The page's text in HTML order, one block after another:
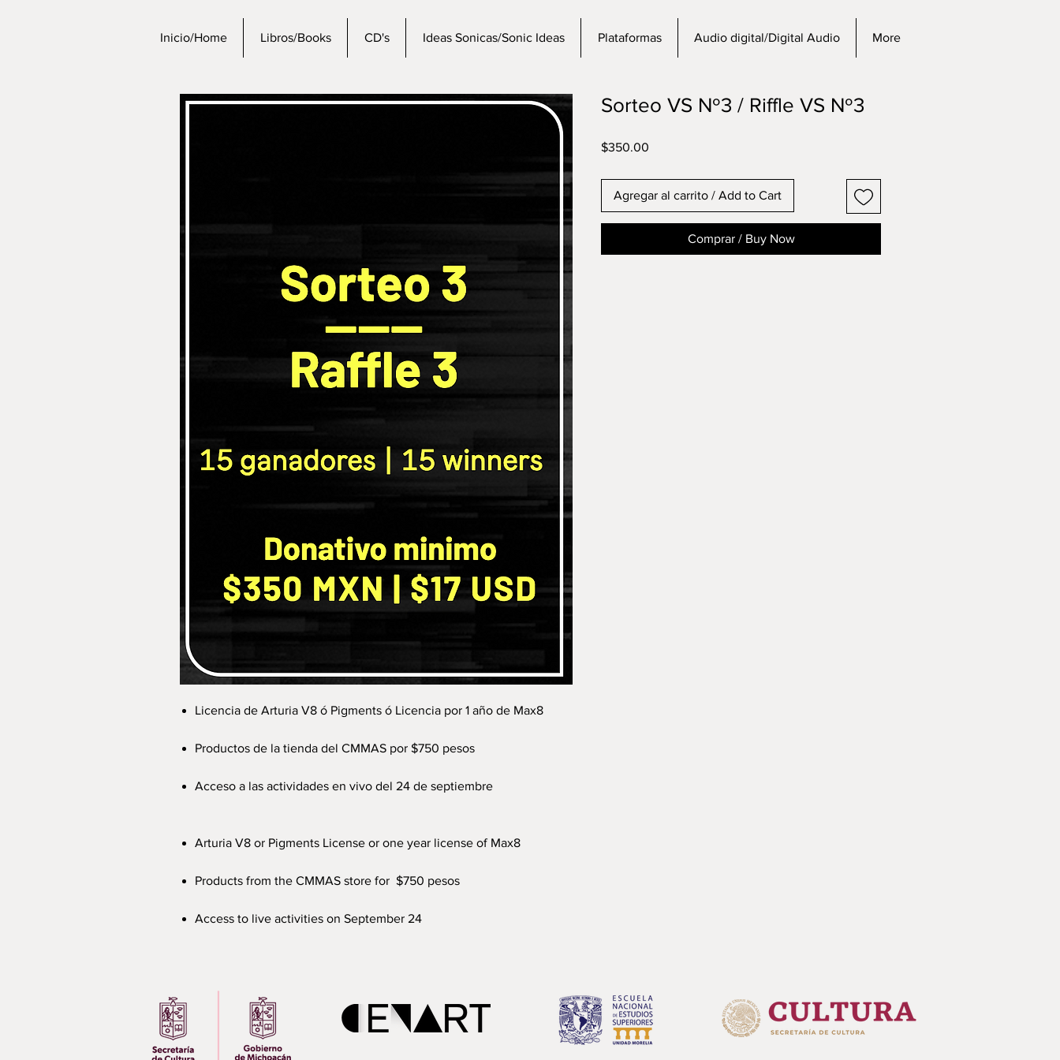
Inicio/Home Libros/Books CD's Ideas Sonicas/Sonic Ideas Plataformas Audio digital/Digital Audio More
Licencia de Arturia V8 ó Pigments ó Licencia por 1 año de Max8
Productos de la tienda del CMMAS por $750 pesos
Acceso a las actividades en vivo del 24 de septiembre
Arturia V8 or Pigments License or one year license of Max8
Products from the CMMAS store for $750 pesos
Access to live activities on September 24
Sorteo VS Nº3 / Riffle VS Nº3
$350.00
Agregar al carrito / Add to Cart
Comprar / Buy Now